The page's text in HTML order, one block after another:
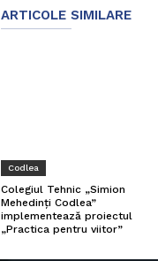
ARTICOLE SIMILARE
Codlea
Colegiul Tehnic „Simion
Mehedinți Codlea”
implementează proiectul
„Practica pentru viitor”